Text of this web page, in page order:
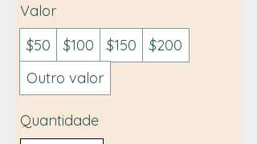
Valor
$50
$100 $150
$200
Outro valor
Quantidade